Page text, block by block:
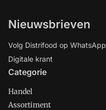
Nieuwsbrieven
Volg Distrifood op WhatsApp
Digitale krant
Categorie
Handel
Assortiment